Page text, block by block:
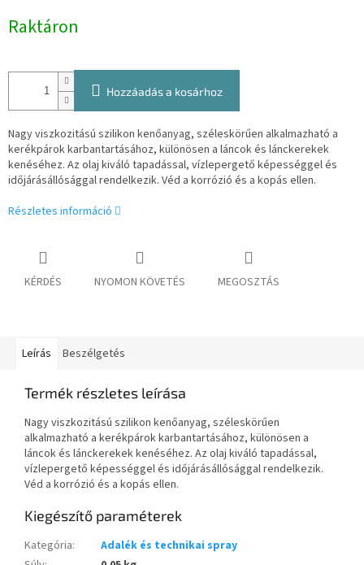
Raktáron
Hozzáadás a kosárhoz
Nagy viszkozitású szilikon kenőanyag, széleskörűen alkalmazható a
kerékpárok karbantartásához, különösen a láncok és lánckerekek
kenéséhez. Az olaj kiváló tapadással, vízlepergető képességgel és
időjárásállósággal rendelkezik. Véd a korrózió és a kopás ellen.
Részletes információ
KÉRDÉS NYOMON KÖVETÉS MEGOSZTÁS
Leírás Beszélgetés
Termék részletes leírása
Nagy viszkozitású szilikon kenőanyag, széleskörűen
alkalmazható a kerékpárok karbantartásához, különösen a
láncok és lánckerekek kenéséhez. Az olaj kiváló tapadással,
vízlepergető képességgel és időjárásállósággal rendelkezik.
Véd a korrózió és a kopás ellen.
Kiegészítő paraméterek
Kategória:
Adalék és technikai spray